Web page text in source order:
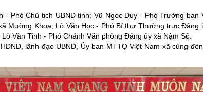
Luật đất đai năm 2024
nghiệm trực tuyến “Tìm hiểu về học tập và làm theo tư
năm Ngày Báo chí cách mạng Việt Nam (21/6/1925 - 21/6/
xóa nhà tạm, nhà dột nát
người ứng cử đại biểu hội đồng nhân dân tỉnh lai châu
Du khách
Lai Châu đất và người
Lễ hộiLễ hội văn hóa
của Đảng
Phó Chủ tịch UBND tỉnh; Vũ Ngọc Duy - Phó Trưởng ban
Mường Khoa; Lò Văn Học - Phó Bí thư Thường trực Đảng
Văn Tỉnh - Phó Chánh Văn phòng Đảng ủy xã Nậm Sỏ.
lãnh đạo UBND, Ủy ban MTTQ Việt Nam xã cùng